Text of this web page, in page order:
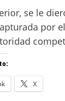
se le
por
X